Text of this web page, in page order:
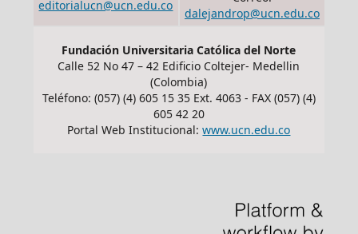
editorialucn@ucn.edu.co
dalejandrop@ucn.edu.co
Fundación Universitaria Católica del Norte
Calle 52 No 47 – 42 Edificio Coltejer- Medellin
(Colombia)
Teléfono: (057) (4) 605 15 35 Ext. 4063 - FAX (057) (4)
605 42 20
Portal Web Institucional:www.ucn.edu.co